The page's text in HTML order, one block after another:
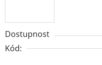
Dostupnost
Kód: